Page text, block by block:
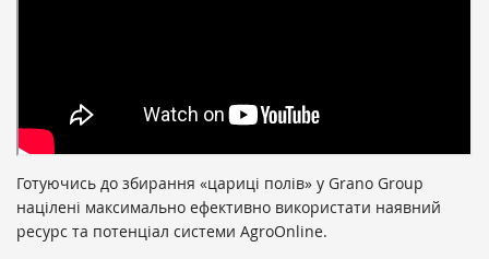
Готуючись до збирання «цариці полів» у Grano Group
націлені максимально ефективно використати наявний
ресурс та потенціал системи AgroOnline.